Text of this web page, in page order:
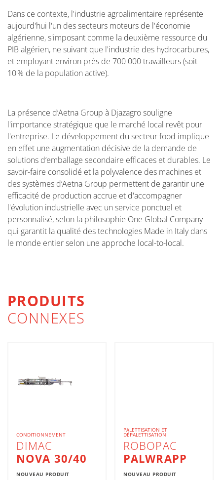
Dans ce contexte, l'industrie agroalimentaire représente
aujourd'hui l'un des secteurs moteurs de l'économie
algérienne, s'imposant comme la deuxième ressource du
PIB algérien, ne suivant que l'industrie des hydrocarbures,
et employant environ près de 700 000 travailleurs (soit
10 % de la population active).
La présence d’Aetna Group à Djazagro souligne
l'importance stratégique que le marché local revêt pour
l'entreprise. Le développement du secteur food implique
en effet une augmentation décisive de la demande de
solutions d’emballage secondaire efficaces et durables. Le
savoir-faire consolidé et la polyvalence des machines et
des systèmes d’Aetna Group permettent de garantir une
efficacité de production accrue et d'accompagner
l'évolution industrielle avec un service ponctuel et
personnalisé, selon la philosophie One Global Company
qui garantit la qualité des technologies Made in Italy dans
le monde entier selon une approche local-to-local.
PRODUITS
CONNEXES
CONDITIONNEMENT
DIMAC
NOVA 30/40
NOUVEAU PRODUIT
PALETTISATION ET
DÉPALETTISATION
ROBOPAC
PALWRAPP
NOUVEAU PRODUIT